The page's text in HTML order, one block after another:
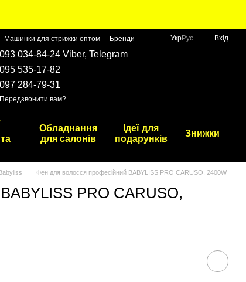
Машинки для стрижки оптом Бренди УкрРус Вхід
093 034-84-24 Viber, Telegram
095 535-17-82
097 284-79-31
Передзвонити вам?
Обладнання
для салонів
Ідеї для
подарунків
Знижки
Фен для волосся професійний BABYLISS PRO CARUSO, 2400W
PRO CARUSO,